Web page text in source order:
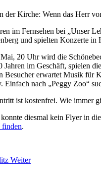
der Kirche: Wenn das Herr
im Fernsehen bei „Unser
und spielten Konzerte
20 Uhr wird die
Jahren im Geschäft, spielen
Besucher erwartet Musik für
Einfach nach „Peggy Zoo“
ist kostenfrei. Wie immer
diesmal kein Flyer in
finden.
Weiter